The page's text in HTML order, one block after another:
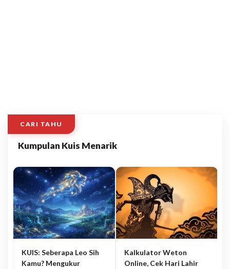
CARI TAHU
Kumpulan Kuis Menarik
KUIS: Seberapa Leo Sih
Kamu? Mengukur
Kalkulator Weton
Online, Cek Hari Lahir